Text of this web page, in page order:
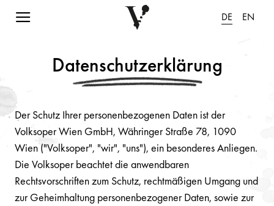
Navigation einblenden DE EN
Datenschutzerklärung
Der Schutz Ihrer personenbezogenen Daten ist der
Volksoper Wien GmbH, Währinger Straße 78, 1090
Wien ("Volksoper", "wir", "uns"), ein besonderes Anliegen.
Die Volksoper beachtet die anwendbaren
Rechtsvorschriften zum Schutz, rechtmäßigen Umgang und
zur Geheimhaltung personenbezogener Daten, sowie zur